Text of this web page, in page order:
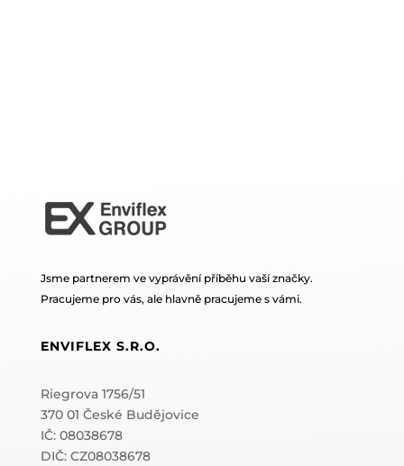
Jsme partnerem ve vyprávění příběhu vaší značky.
Pracujeme pro vás, ale hlavně pracujeme s vámi.
ENVIFLEX S.R.O.
Riegrova 1756/51
370 01 České Budějovice
IČ: 08038678
DIČ: CZ08038678